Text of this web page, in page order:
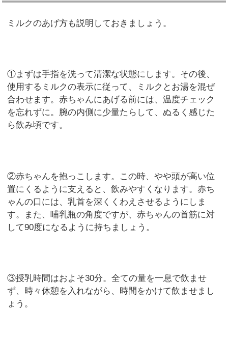
ミルクのあげ方も説明しておきましょう。
①まずは手指を洗って清潔な状態にします。その後、
使用するミルクの表示に従って、ミルクとお湯を混ぜ
合わせます。赤ちゃんにあげる前には、温度チェック
を忘れずに。腕の内側に少量たらして、ぬるく感じた
ら飲み頃です。
②赤ちゃんを抱っこします。この時、やや頭が高い位
置にくるように支えると、飲みやすくなります。赤ち
ゃんの口には、乳首を深くくわえさせるようにしま
す。また、哺乳瓶の角度ですが、赤ちゃんの首筋に対
して90度になるように持ちましょう。
③授乳時間はおよそ30分。全ての量を一息で飲ませ
ず、時々休憩を入れながら、時間をかけて飲ませまし
ょう。